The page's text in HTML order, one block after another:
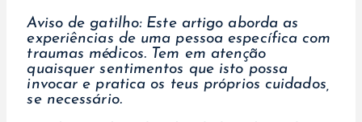
Aviso de gatilho: Este artigo aborda as
experiências de uma pessoa específica com
traumas médicos. Tem em atenção
quaisquer sentimentos que isto possa
invocar e pratica os teus próprios cuidados,
se necessário.